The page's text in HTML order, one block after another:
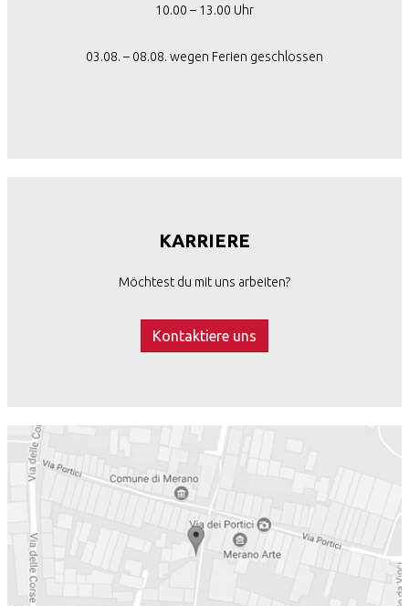
10.00 – 13.00 Uhr
03.08. – 08.08. wegen Ferien geschlossen
KARRIERE
Möchtest du mit uns arbeiten?
Kontaktiere uns